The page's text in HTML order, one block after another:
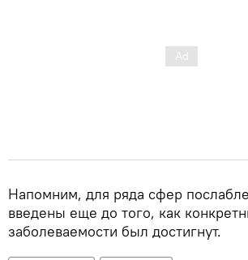
Напомним, для ряда сфер
введены еще до того, как
заболеваемости был достигнут.